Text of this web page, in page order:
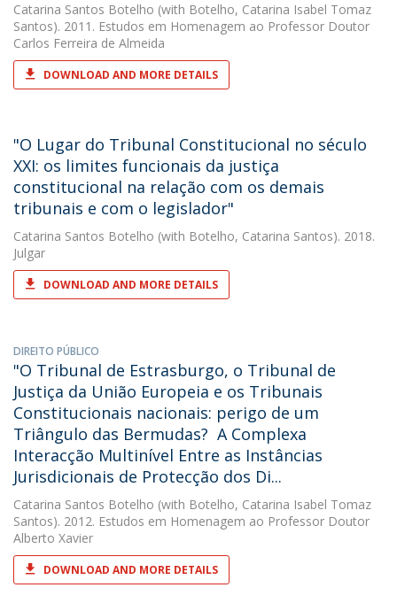
Catarina Santos Botelho (with Botelho, Catarina Isabel Tomaz
Santos). 2011. Estudos em Homenagem ao Professor Doutor
Carlos Ferreira de Almeida
DOWNLOAD AND MORE DETAILS
"O Lugar do Tribunal Constitucional no século
XXI: os limites funcionais da justiça
constitucional na relação com os demais
tribunais e com o legislador"
Catarina Santos Botelho (with Botelho, Catarina Santos). 2018.
Julgar
DOWNLOAD AND MORE DETAILS
DIREITO PÚBLICO
"O Tribunal de Estrasburgo, o Tribunal de
Justiça da União Europeia e os Tribunais
Constitucionais nacionais: perigo de um
Triângulo das Bermudas?  A Complexa
Interacção Multinível Entre as Instâncias
Jurisdicionais de Protecção dos Di...
Catarina Santos Botelho (with Botelho, Catarina Isabel Tomaz
Santos). 2012. Estudos em Homenagem ao Professor Doutor
Alberto Xavier
DOWNLOAD AND MORE DETAILS